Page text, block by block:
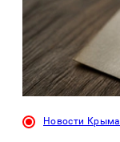
Новости Крыма